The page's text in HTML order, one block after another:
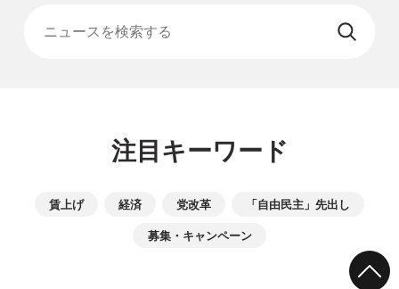
注目キーワード
賃上げ 経済 党改革 「自由民主」先出し
募集・キャンペーン